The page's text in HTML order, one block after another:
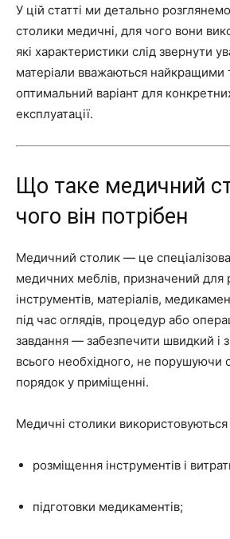
У цій статті ми детально
столики медичні, для чого вони
які характеристики слід звернути
матеріали вважаються найкращими
оптимальний варіант для
експлуатації.
Що таке медичний
чого він потрібен
Медичний столик — це
медичних меблів, призначений для
інструментів, матеріалів,
під час оглядів, процедур або
завдання — забезпечити швидкий і
всього необхідного, не порушуючи
порядок у приміщенні.
Медичні столики використовуються
розміщення інструментів і
підготовки медикаментів;